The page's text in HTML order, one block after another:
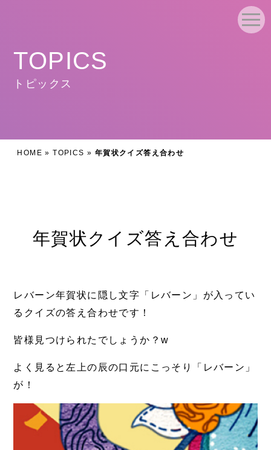
TOPICS
トピックス
HOME »TOPICS » 年賀状クイズ答え合わせ
年賀状クイズ答え合わせ
レバーン年賀状に隠し文字「レバーン」が入ってい
るクイズの答え合わせです！
皆様見つけられたでしょうか？w
よく見ると左上の辰の口元にこっそり「レバーン」
が！